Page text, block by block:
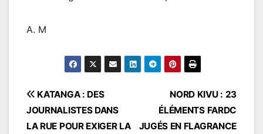
A. M
Navigation
de
NORD KIVU : 23
ÉLÉMENTS FARDC
JUGÉS EN FLAGRANCE
KATANGA : DES
JOURNALISTES DANS
LA RUE POUR EXIGER LA